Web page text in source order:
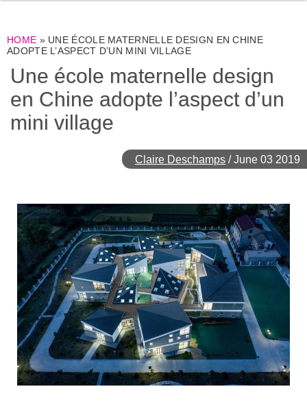
HOME » UNE ÉCOLE MATERNELLE DESIGN EN CHINE
ADOPTE L’ASPECT D’UN MINI VILLAGE
Une école maternelle design
en Chine adopte l’aspect d’un
mini village
Claire Deschamps /June 03 2019